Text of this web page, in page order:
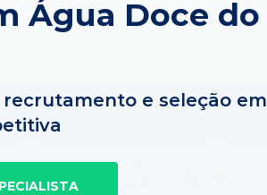
Água Doce do
e seleção em